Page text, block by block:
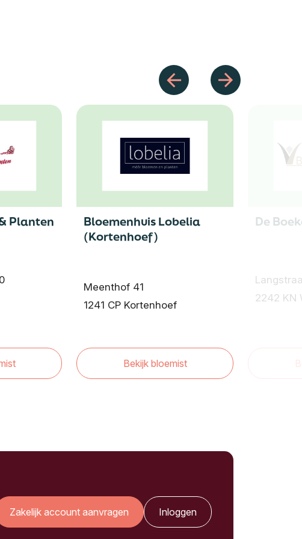
Planten
Bloemenhuis Lobelia
(Kortenhoef)
Meenthof 41
1241 CP Kortenhoef
Bekijk bloemist
De
2242 KN
Zakelijk account aanvragen Inloggen